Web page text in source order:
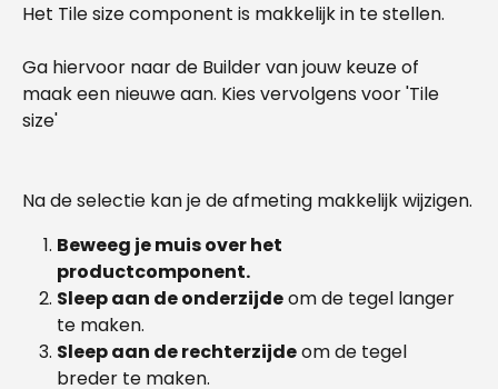
Het Tile size component is makkelijk in te stellen.
Ga hiervoor naar de Builder van jouw keuze of
maak een nieuwe aan. Kies vervolgens voor 'Tile
size'
Na de selectie kan je de afmeting makkelijk wijzigen.
Beweeg je muis over het
productcomponent.
Sleep aan de onderzijde om de tegel langer
te maken.
Sleep aan de rechterzijde om de tegel
breder te maken.